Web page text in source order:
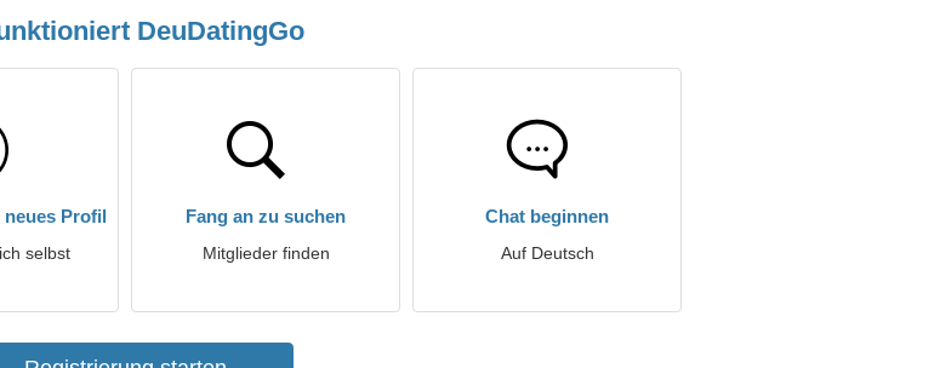
DeuDatingGo
neues Profil
selbst
Fang an zu suchen
Mitglieder finden
Chat beginnen
Auf Deutsch